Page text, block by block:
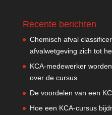
Recente berichten
Chemisch afval
afvalwetgeving zich tot
KCA-medewerker
over de cursus
De voordelen van een
Hoe een KCA-cursus